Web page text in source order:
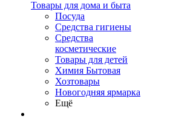
Товары для дома и быта
Посуда
Средства гигиены
Средства
косметические
Товары для детей
Химия Бытовая
Хозтовары
Новогодняя ярмарка
Ещё